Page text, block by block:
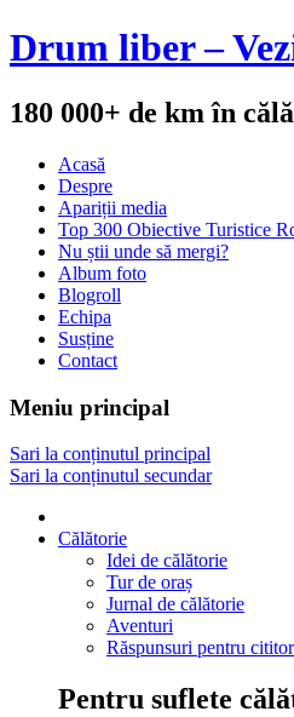
Drum liber –
180 000+ de km în
Acasă
Despre
Apariții media
Top 300 Obiective Turistice
Nu știi unde să mergi?
Album foto
Blogroll
Echipa
Susține
Contact
Meniu principal
Sari la conținutul principal
Sari la conținutul secundar
Călătorie
Idei de călătorie
Tur de oraș
Jurnal de călătorie
Aventuri
Răspunsuri pentru
Pentru suflete